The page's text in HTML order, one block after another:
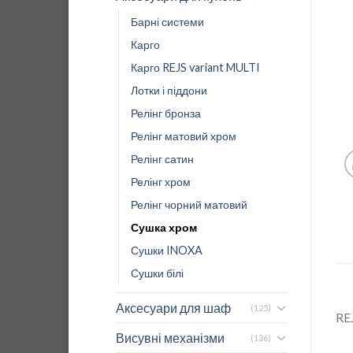
Барні системи
Карго
Карго REJS variant MULTI
Лотки і піддони
Релінг бронза
Релінг матовий хром
Релінг сатин
Релінг хром
Релінг чорний матовий
Сушка хром
Сушки INOXA
Сушки білі
Аксесуари для шаф (125)
Висувні механізми (136)